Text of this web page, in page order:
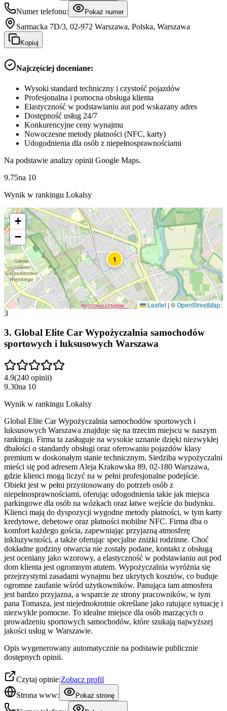
Numer telefonu: Pokaż numer
Sarmacka 7D/3, 02-972 Warszawa, Polska, Warszawa
Kopiuj
Najczęściej doceniane:
Wysoki standard techniczny i czystość pojazdów
Profesjonalna i pomocna obsługa klienta
Elastyczność w podstawianiu aut pod wskazany adres
Dostępność usług 24/7
Konkurencyjne ceny wynajmu
Nowoczesne metody płatności (NFC, karty)
Udogodnienia dla osób z niepełnosprawnościami
Na podstawie analizy opinii Google Maps.
9.75na 10
Wynik w rankingu Lokalsy
1
+
−
Leaflet | ©OpenStreetMap
3
3. Global Elite Car Wypożyczalnia samochodów
sportowych i luksusowych Warszawa
4.9(240 opinii)
9.30na 10
Wynik w rankingu Lokalsy
Global Elite Car Wypożyczalnia samochodów sportowych i
luksusowych Warszawa znajduje się na trzecim miejscu w naszym
rankingu. Firma ta zasługuje na wysokie uznanie dzięki niezwykłej
dbałości o standardy obsługi oraz oferowaniu pojazdów klasy
premium w doskonałym stanie technicznym. Siedziba wypożyczalni
mieści się pod adresem Aleja Krakowska 89, 02-180 Warszawa,
gdzie klienci mogą liczyć na w pełni profesjonalne podejście.
Obiekt jest w pełni przystosowany do potrzeb osób z
niepełnosprawnościami, oferując udogodnienia takie jak miejsca
parkingowe dla osób na wózkach oraz łatwe wejście do budynku.
Klienci mają do dyspozycji wygodne metody płatności, w tym karty
kredytowe, debetowe oraz płatności mobilne NFC. Firma dba o
komfort każdego gościa, zapewniając przyjazną atmosferę
inkluzywności, a także oferując specjalne zniżki rodzinne. Choć
dokładne godziny otwarcia nie zostały podane, kontakt z obsługą
jest oceniany jako wzorowy, a elastyczność w podstawianiu aut pod
dom klienta jest ogromnym atutem. Wypożyczalnia wyróżnia się
przejrzystymi zasadami wynajmu bez ukrytych kosztów, co buduje
ogromne zaufanie wśród użytkowników. Panująca tam atmosfera
jest bardzo przyjazna, a wsparcie ze strony pracowników, w tym
pana Tomasza, jest niejednokrotnie określane jako ratujące sytuację i
niezwykle pomocne. To idealne miejsce dla osób marzących o
prowadzeniu sportowych samochodów, które szukają najwyższej
jakości usług w Warszawie.
Opis wygenerowany automatycznie na podstawie publicznie
dostępnych opinii.
Czytaj opinie:Zobacz profil
Strona www:
Pokaż stronę